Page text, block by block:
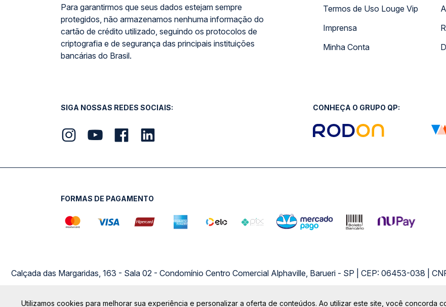
Para garantirmos que seus dados estejam sempre
protegidos, não armazenamos nenhuma informação do
cartão de crédito utilizado, seguindo os protocolos de
criptografia e de segurança das principais instituições
bancárias do Brasil.
Termos de Uso Louge Vip
Imprensa
Minha Conta
SIGA NOSSAS REDES SOCIAIS: CONHEÇA O GRUPO QP:
FORMAS DE PAGAMENTO
Calçada das Margaridas, 163 - Sala 02 - Condomínio Centro Comercial Alphaville, Barueri - SP | CEP: 06453-038 |
Utilizamos cookies para melhorar sua experiência e personalizar a oferta de conteúdos. Ao utilizar este site, você concorda